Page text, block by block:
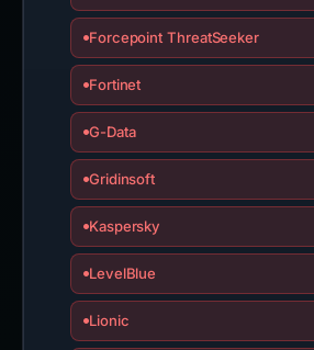
Forcepoint ThreatSeeker
Fortinet
G-Data
Gridinsoft
Kaspersky
LevelBlue
Lionic